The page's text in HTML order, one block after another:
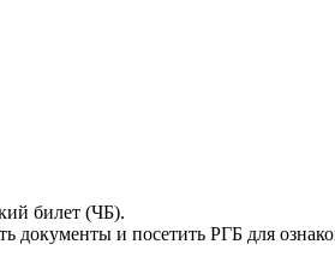
билет (ЧБ).
документы и посетить РГБ для